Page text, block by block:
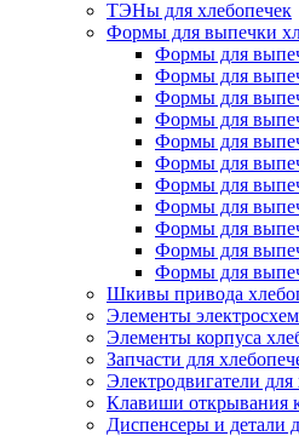
ТЭНы для хлебопечек
Формы для выпечки
Формы для
Формы для
Формы для
Формы для
Формы для
Формы для
Формы для
Формы для
Формы для
Формы для
Формы для
Шкивы привода
Элементы
Элементы корпуса
Запчасти для
Электродвигатели для
Клавиши открывания
Диспенсеры и детали